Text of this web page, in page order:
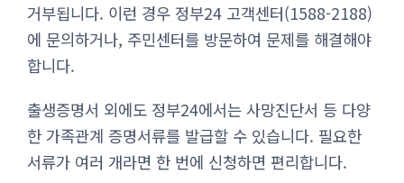
거부됩니다. 이런 경우 정부24 고객센터(1588-2188)
에 문의하거나, 주민센터를 방문하여 문제를 해결해야
합니다.
출생증명서 외에도 정부24에서는 사망진단서 등 다양
한 가족관계 증명서류를 발급할 수 있습니다. 필요한
서류가 여러 개라면 한 번에 신청하면 편리합니다.